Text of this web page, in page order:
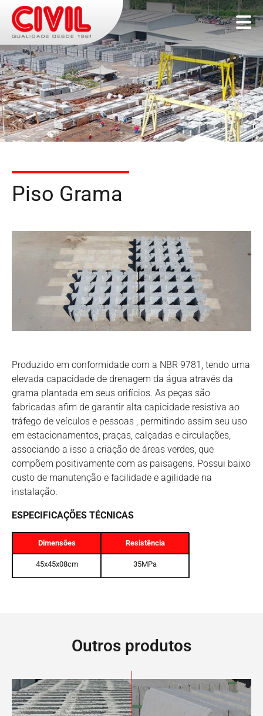
Piso Grama
Produzido em conformidade com a NBR 9781, tendo uma
elevada capacidade de drenagem da água através da
grama plantada em seus orifícios. As peças são
fabricadas afim de garantir alta capicidade resistiva ao
tráfego de veículos e pessoas , permitindo assim seu uso
em estacionamentos, praças, calçadas e circulações,
associando a isso a criação de áreas verdes, que
compõem positivamente com as paisagens. Possui baixo
custo de manutenção e facilidade e agilidade na
instalação.
ESPECIFICAÇÕES TÉCNICAS
Dimensões Resistência
45x45x08cm 35MPa
Outros produtos